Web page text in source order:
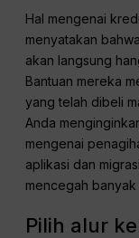
Hal mengenai
menyatakan
akan langsung
Bantuan mereka
yang telah dibeli
Anda
mengenai
aplikasi dan
mencegah
Pilih alur